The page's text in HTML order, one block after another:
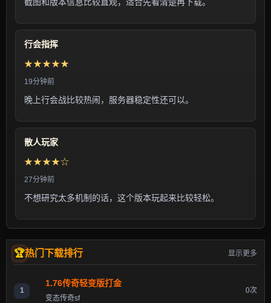
行会指挥
★★★★★
19分钟前
晚上行会战比较热闹，服务器稳定性还可以。
散人玩家
★★★★☆
27分钟前
不想研究太多机制的话，这个版本玩起来比较轻松。
热门下载排行 显示更多
1
1.76传奇轻变版打金
变态传奇sf
0次